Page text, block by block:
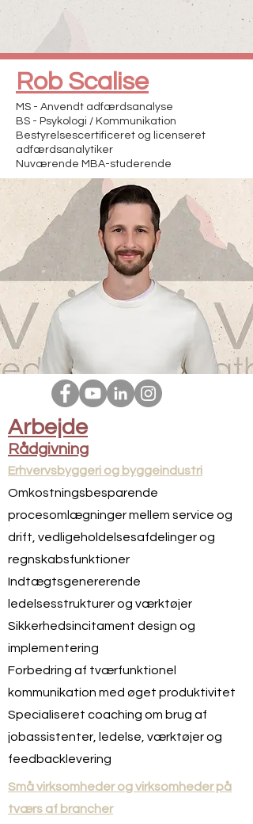
Rob Scalise
MS - Anvendt adfærdsanalyse
BS - Psykologi / Kommunikation
Bestyrelsescertificeret og licenseret
adfærdsanalytiker
Nuværende MBA-studerende
Arbejde
Rådgivning
Erhvervsbyggeri og byggeindustri
Omkostningsbesparende
procesomlægninger mellem service og
drift, vedligeholdelsesafdelinger og
regnskabsfunktioner
Indtægtsgenererende
ledelsesstrukturer og værktøjer
Sikkerhedsincitament design og
implementering
Forbedring af tværfunktionel
kommunikation med øget produktivitet
Specialiseret coaching om brug af
jobassistenter, ledelse, værktøjer og
feedbacklevering
Små virksomheder og virksomheder på
tværs af brancher